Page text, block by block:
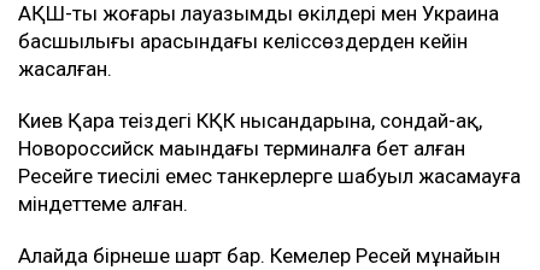
АҚШ-тың жоғары лауазымды өкілдері мен Украина
басшылығы арасындағы келіссөздерден кейін
жасалған.
Киев Қара теңіздегі КҚК нысандарына, сондай-ақ,
Новороссийск маңындағы терминалға бет алған
Ресейге тиесілі емес танкерлерге шабуыл жасамауға
міндеттеме алған.
Алайда бірнеше шарт бар. Кемелер Ресей мұнайын